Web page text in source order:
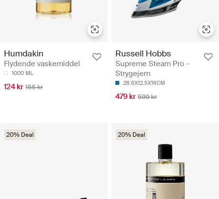
Humdakin
Flydende vaskemiddel
1000 ML
124 kr 155 kr
Russell Hobbs
Supreme Steam Pro -
Strygejern
28.6X12.5X16CM
479 kr 599 kr
20% Deal 20% Deal